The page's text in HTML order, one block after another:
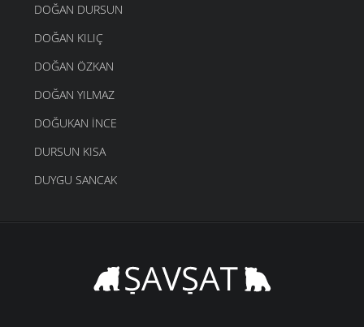
DOĞAN DURSUN
DOĞAN KILIÇ
DOĞAN ÖZKAN
DOĞAN YILMAZ
DOĞUKAN İNCE
DURSUN KISA
DUYGU SANCAK